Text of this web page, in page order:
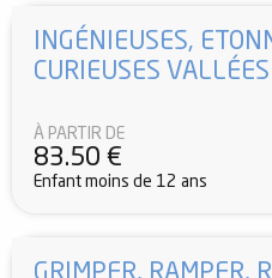
INGÉNIEUSES,
CURIEUSES VALLÉES
À PARTIR DE
83.50 €
Enfant moins de 12 ans